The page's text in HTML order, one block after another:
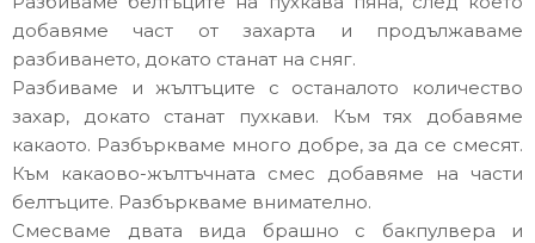
добавяме част от захарта и продължаваме
разбиването, докато станат на сняг.
Разбиваме и жълтъците с останалото количество
захар, докато станат пухкави. Към тях добавяме
какаото. Разбъркваме много добре, за да се смесят.
Към какаово-жълтъчната смес добавяме на части
белтъците. Разбъркваме внимателно.
Смесваме двата вида брашно с бакпулвера и